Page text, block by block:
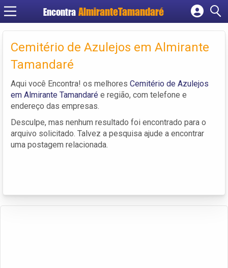
Encontra
Cadastrar empresa
Criar conta
Cemitério de Azulejos em Almirante
Tamandaré
Aqui você Encontra! os melhores Cemitério de Azulejos
em Almirante Tamandaré e região, com telefone e
endereço das empresas.
Desculpe, mas nenhum resultado foi encontrado para o
arquivo solicitado. Talvez a pesquisa ajude a encontrar
uma postagem relacionada.